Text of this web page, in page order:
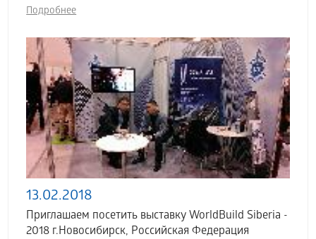
Подробнее
13.02.2018
Приглашаем посетить выставку WorldBuild Siberia -
2018 г.Новосибирск, Российская Федерация